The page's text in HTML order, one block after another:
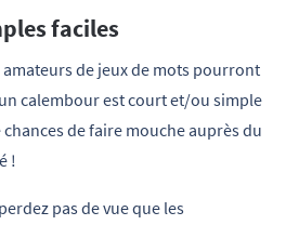
faciles
amateurs de jeux de mots pourront
calembour est court et/ou simple
de faire mouche auprès du
!
pas de vue que les